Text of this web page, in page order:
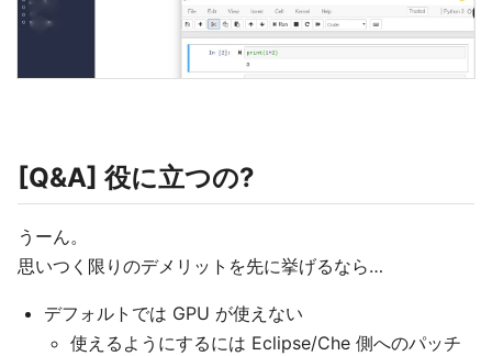
[Q&A] 役に立つの?
うーん。
思いつく限りのデメリットを先に挙げるなら…
デフォルトでは GPU が使えない
使えるようにするには Eclipse/Che 側へのパッチ